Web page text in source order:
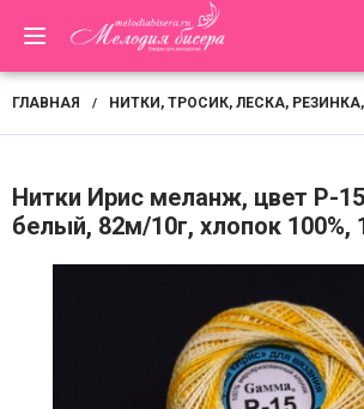
ГЛАВНАЯ / НИТКИ, ТРОСИК, ЛЕСКА,
Нитки Ирис меланж, цвет Р-
белый, 82м/10г, хлопок 100%,